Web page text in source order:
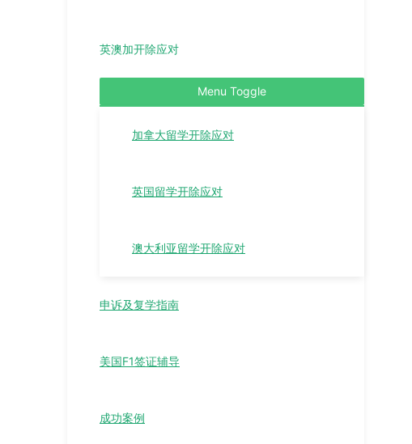
英澳加开除应对
Menu Toggle
加拿大留学开除应对
英国留学开除应对
澳大利亚留学开除应对
申诉及复学指南
美国F1签证辅导
成功案例